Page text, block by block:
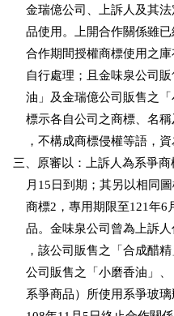
金瑞億公司、上訴人及其
品使用。上開合作關係雖
合作期間授權商標使用之
自行處理；且金味泉公司
油」及金瑞億公司販售之
標示各自公司之商標、名
，不構成商標侵權等語，資
三、原審以：上訴人為系爭
月15日到期；其另以相同
商標2，專用期限至121年
品。金味泉公司曾為上訴
，該公司販售之「合成醋
公司販售之「小磨香油」
系爭商品）所使用系爭玻